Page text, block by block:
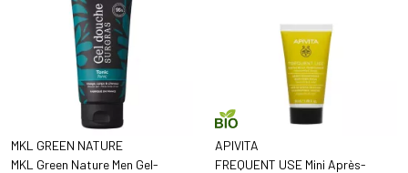
MKL GREEN NATURE
MKL Green Nature Men Gel-
APIVITA
FREQUENT USE Mini Après-